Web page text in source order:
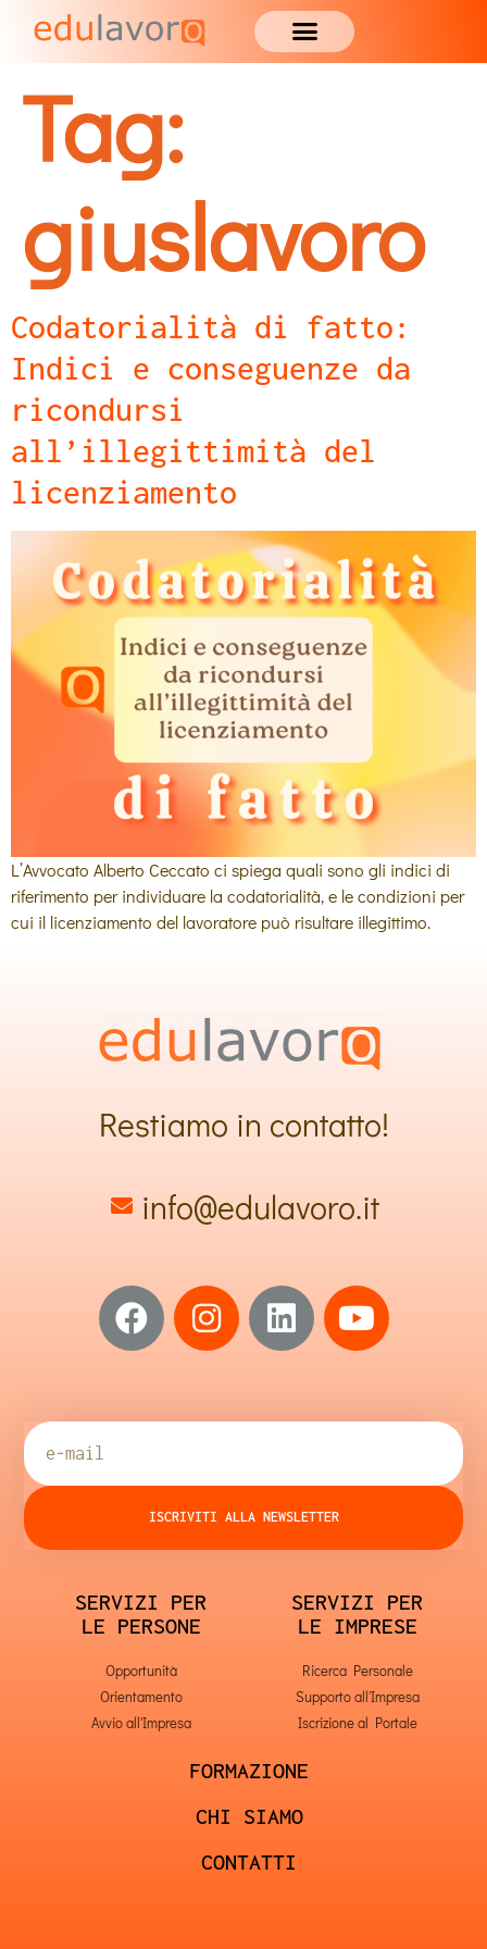
Tag:
giuslavoro
Codatorialità di fatto:
Indici e conseguenze da
ricondursi
all’illegittimità del
licenziamento
L’Avvocato Alberto Ceccato ci spiega quali sono gli indici di
riferimento per individuare la codatorialità, e le condizioni per
cui il licenziamento del lavoratore può risultare illegittimo.
Restiamo in contatto!
info@edulavoro.it
ISCRIVITI ALLA NEWSLETTER
SERVIZI PER
LE PERSONE
Opportunità
Orientamento
Avvio all'Impresa
SERVIZI PER
LE IMPRESE
Ricerca Personale
Supporto all'Impresa
Iscrizione al Portale
FORMAZIONE
CHI SIAMO
CONTATTI